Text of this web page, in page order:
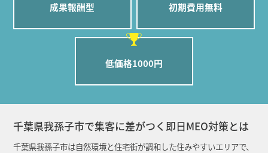
成果報酬型 初期費用無料
低価格1000円
千葉県我孫子市で集客に差がつく即日MEO対策とは
千葉県我孫子市は自然環境と住宅街が調和した住みやすいエリアで、